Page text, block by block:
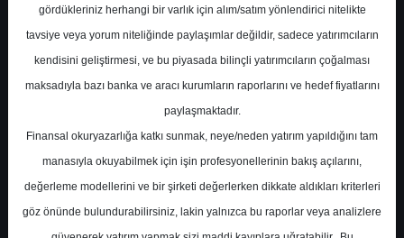
A- A+
Arçelik 4. Çeyrek Ön Değerlendirmesi
Salı, 27 Ocak 2026 00:00
S.No Dosya Adı İndir
pusula-yatirim-arcelik-4-
İlgili
gördükleriniz herhangi bir varlık için alım/satım yönlendirici nitelikte
tavsiye veya yorum niteliğinde paylaşımlar değildir, sadece yatırımcıların
kendisini geliştirmesi, ve bu piyasada bilinçli yatırımcıların çoğalması
maksadıyla bazı banka ve aracı kurumların raporlarını ve hedef fiyatlarını
paylaşmaktadır.
Finansal okuryazarlığa katkı sunmak, neye/neden yatırım yapıldığını tam
manasıyla okuyabilmek için işin profesyonellerinin bakış açılarını,
değerleme modellerini ve bir şirketi değerlerken dikkate aldıkları kriterleri
göz önünde bulundurabilirsiniz, lakin yalnızca bu raporlar veya analizlere